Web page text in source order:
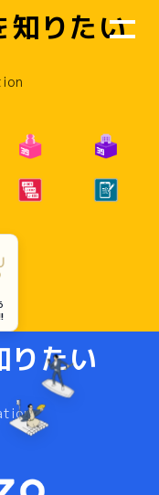
知りたい
りたい